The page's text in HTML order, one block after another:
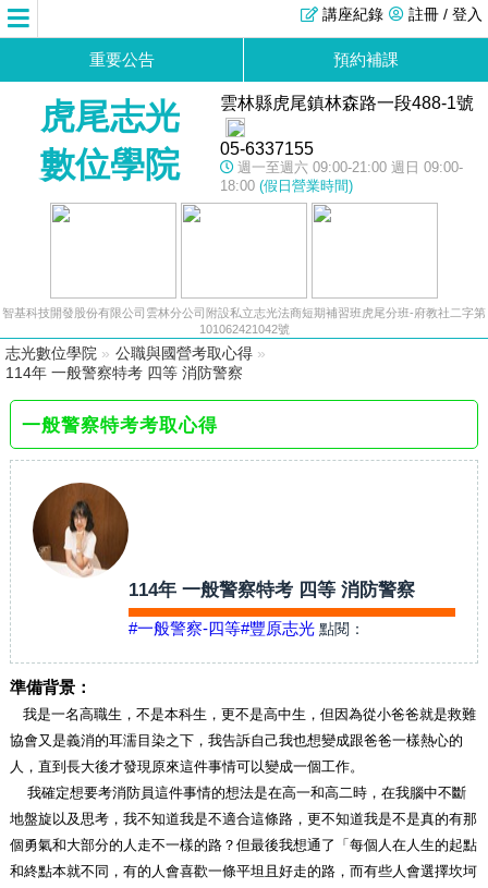
註冊 / 登入
講座紀錄
重要公告 預約補課
虎尾志光
數位學院
雲林縣虎尾鎮林森路一段488-1號
05-6337155
週一至週六 09:00-21:00 週日 09:00-
18:00 (假日營業時間)
智基科技開發股份有限公司雲林分公司附設私立志光法商短期補習班虎尾分班-府教社二字第
101062421042號
志光數位學院 » 公職與國營考取心得 »
114年 一般警察特考 四等 消防警察
一般警察特考考取心得
114年 一般警察特考 四等 消防警察
#一般警察-四等#豐原志光 點閱：
準備背景：
我是一名高職生，不是本科生，更不是高中生，但因為從小爸爸就是救難
協會又是義消的耳濡目染之下，我告訴自己我也想變成跟爸爸一樣熱心的
人，直到長大後才發現原來這件事情可以變成一個工作。
我確定想要考消防員這件事情的想法是在高一和高二時，在我腦中不斷
地盤旋以及思考，我不知道我是不適合這條路，更不知道我是不是真的有那
個勇氣和大部分的人走不一樣的路？但最後我想通了「每個人在人生的起點
和終點本就不同，有的人會喜歡一條平坦且好走的路，而有些人會選擇坎坷